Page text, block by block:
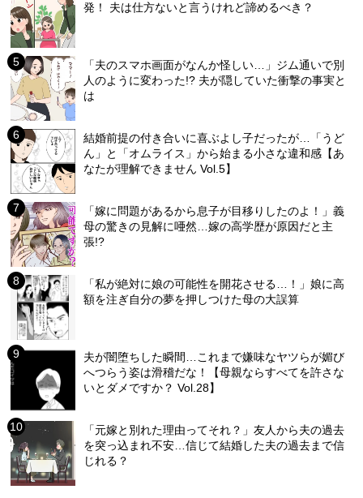
発！ 夫は仕方ないと言うけれど諦めるべき？
「夫のスマホ画面がなんか怪しい…」ジム通いで別
人のように変わった!? 夫が隠していた衝撃の事実と
は
結婚前提の付き合いに喜ぶよし子だったが…「うど
ん」と「オムライス」から始まる小さな違和感【あ
なたが理解できません Vol.5】
「嫁に問題があるから息子が目移りしたのよ！」義
母の驚きの見解に唖然…嫁の高学歴が原因だと主
張!?
「私が絶対に娘の可能性を開花させる…！」娘に高
額を注ぎ自分の夢を押しつけた母の大誤算
夫が闇堕ちした瞬間…これまで嫌味なヤツらが媚び
へつらう姿は滑稽だな！【母親ならすべてを許さな
いとダメですか？ Vol.28】
「元嫁と別れた理由ってそれ？」友人から夫の過去
を突っ込まれ不安…信じて結婚した夫の過去まで信
じれる？